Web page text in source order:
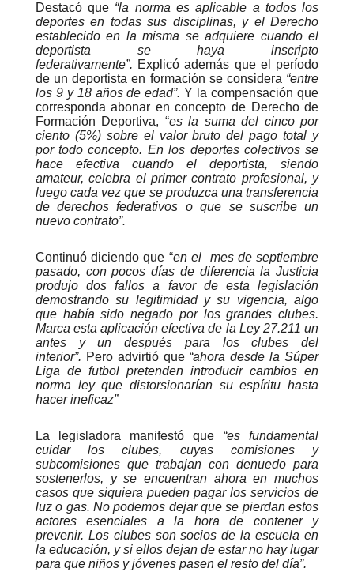
Destacó que “la norma es aplicable a todos los
deportes en todas sus disciplinas, y el Derecho
establecido en la misma se adquiere cuando el
deportista se haya inscripto
federativamente”. Explicó además que el período
de un deportista en formación se considera “entre
los 9 y 18 años de edad”.Y la compensación que
corresponda abonar en concepto de Derecho de
Formación Deportiva, “es la suma del cinco por
ciento (5%) sobre el valor bruto del pago total y
por todo concepto. En los deportes colectivos se
hace efectiva cuando el deportista, siendo
amateur, celebra el primer contrato profesional, y
luego cada vez que se produzca una transferencia
de derechos federativos o que se suscribe un
nuevo contrato”.
Continuó diciendo que “en el mes de septiembre
pasado, con pocos días de diferencia la Justicia
produjo dos fallos a favor de esta legislación
demostrando su legitimidad y su vigencia, algo
que había sido negado por los grandes clubes.
Marca esta aplicación efectiva de la Ley 27.211 un
antes y un después para los clubes del
interior”. Pero advirtió que“ahora desde la Súper
Liga de futbol pretenden introducir cambios en
norma ley que distorsionarían su espíritu hasta
hacer ineficaz”
La legisladora manifestó que “es fundamental
cuidar los clubes, cuyas comisiones y
subcomisiones que trabajan con denuedo para
sostenerlos, y se encuentran ahora en muchos
casos que siquiera pueden pagar los servicios de
luz o gas. No podemos dejar que se pierdan estos
actores esenciales a la hora de contener y
prevenir. Los clubes son socios de la escuela en
la educación, y si ellos dejan de estar no hay lugar
para que niños y jóvenes pasen el resto del día”.